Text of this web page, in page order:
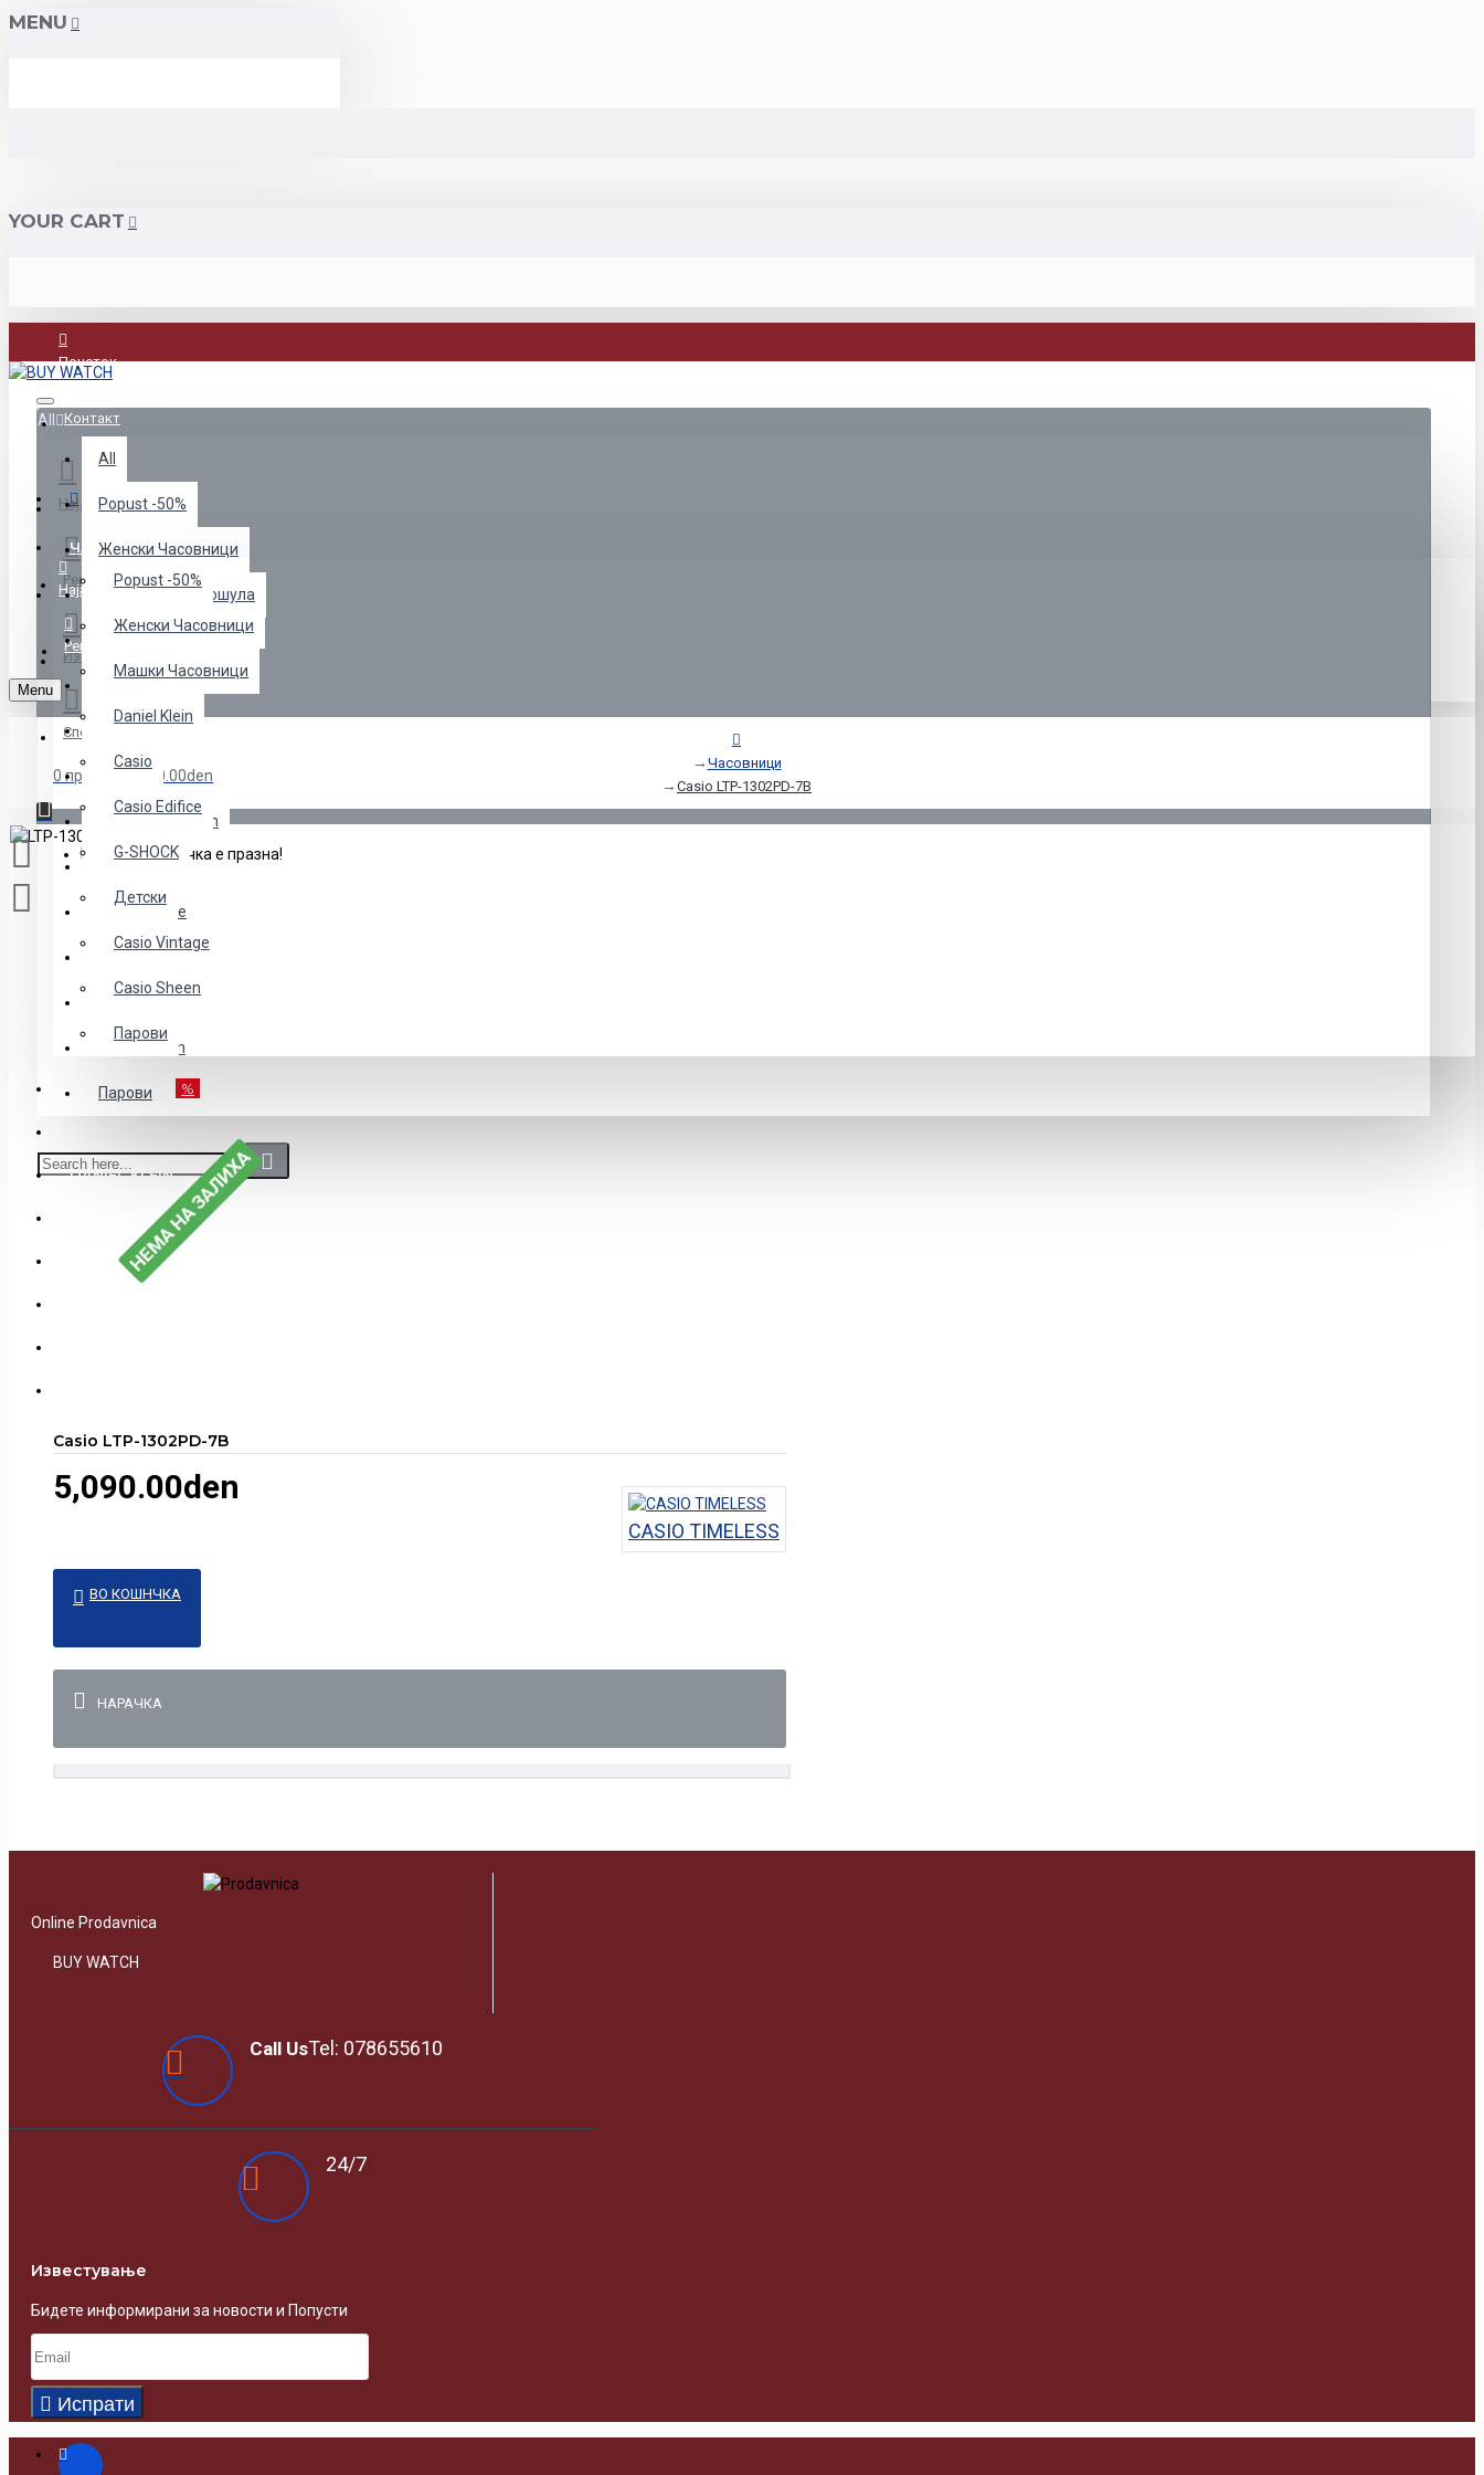
MENU
YOUR CART
Почеток
Контакт
All
All
Popust -50%
Женски Часовници
Манжетни за Кошула
Menss" Colection
Casio Edifice
Casio Sheen
Парови
Најава
Регистрација
Избрани
Споредба
0 продукт(и) - 0.00den
Вашата кошничка е празна!
Menu
ЧАСОВНИЦИ
Popust -50%
Женски Часовници
Машки Часовници
Daniel Klein
Casio
Casio Edifice
G-SHOCK
Детски
Casio Vintage
Casio Sheen
Парови
POPUST-50% %
DANIEL KLEIN
G-SHOCK
Најава
Регистрација
Menu
Часовници
Casio LTP-1302PD-7B
НЕМА НА ЗАЛИХА
Casio LTP-1302PD-7B
5,090.00den
CASIO TIMELESS
ВО КОШНЧКА
НАРАЧКА
Online Prodavnica
BUY WATCH
Call UsTel: 078655610
24/7
Известувањe
Бидете информирани за новости и Попусти
Испрати